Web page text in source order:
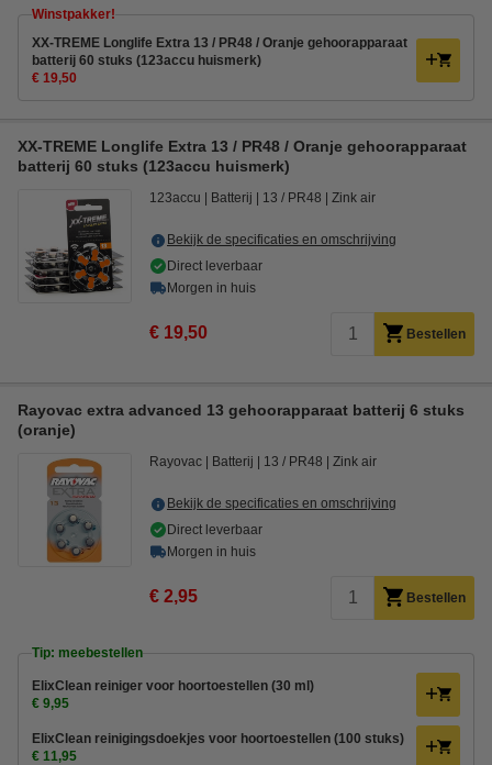
Winstpakker!
XX-TREME Longlife Extra 13 / PR48 / Oranje gehoorapparaat
batterij 60 stuks (123accu huismerk)
€ 19,50
XX-TREME Longlife Extra 13 / PR48 / Oranje gehoorapparaat
batterij 60 stuks (123accu huismerk)
123accu Batterij 13 / PR48 Zink air
Bekijk de specificaties en omschrijving
Direct leverbaar
Morgen in huis
€ 19,50 Bestellen
Rayovac extra advanced 13 gehoorapparaat batterij 6 stuks
(oranje)
Rayovac Batterij 13 / PR48 Zink air
Bekijk de specificaties en omschrijving
Direct leverbaar
Morgen in huis
€ 2,95 Bestellen
Tip: meebestellen
ElixClean reiniger voor hoortoestellen (30 ml)
€ 9,95
ElixClean reinigingsdoekjes voor hoortoestellen (100 stuks)
€ 11,95